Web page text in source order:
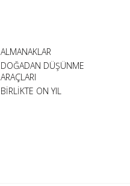
ALMANAKLAR
DOĞADAN DÜŞÜNME
ARAÇLARI
BİRLİKTE ON YIL